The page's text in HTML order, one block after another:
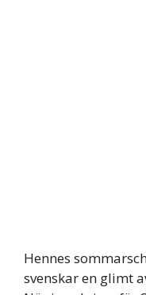
Hennes
svenskar en glimt